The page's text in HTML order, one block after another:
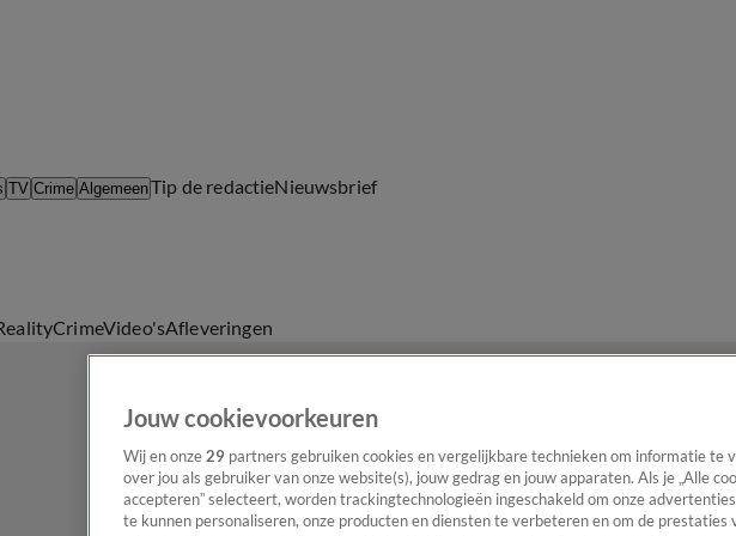
TV Crime AlgemeenTip de redactieNieuwsbrief
CrimeVideo'sAfleveringen
Jouw cookievoorkeuren
Wij en onze 29 partners gebruiken cookies en vergelijkbare technieken om informatie te
over jou als gebruiker van onze website(s), jouw gedrag en jouw apparaten. Als je „Alle
accepteren” selecteert, worden trackingtechnologieën ingeschakeld om onze
te kunnen personaliseren, onze producten en diensten te verbeteren en om de prestaties